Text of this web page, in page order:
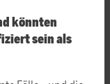
könnten
sein als